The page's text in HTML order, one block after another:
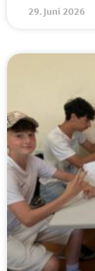
29. Juni 2026